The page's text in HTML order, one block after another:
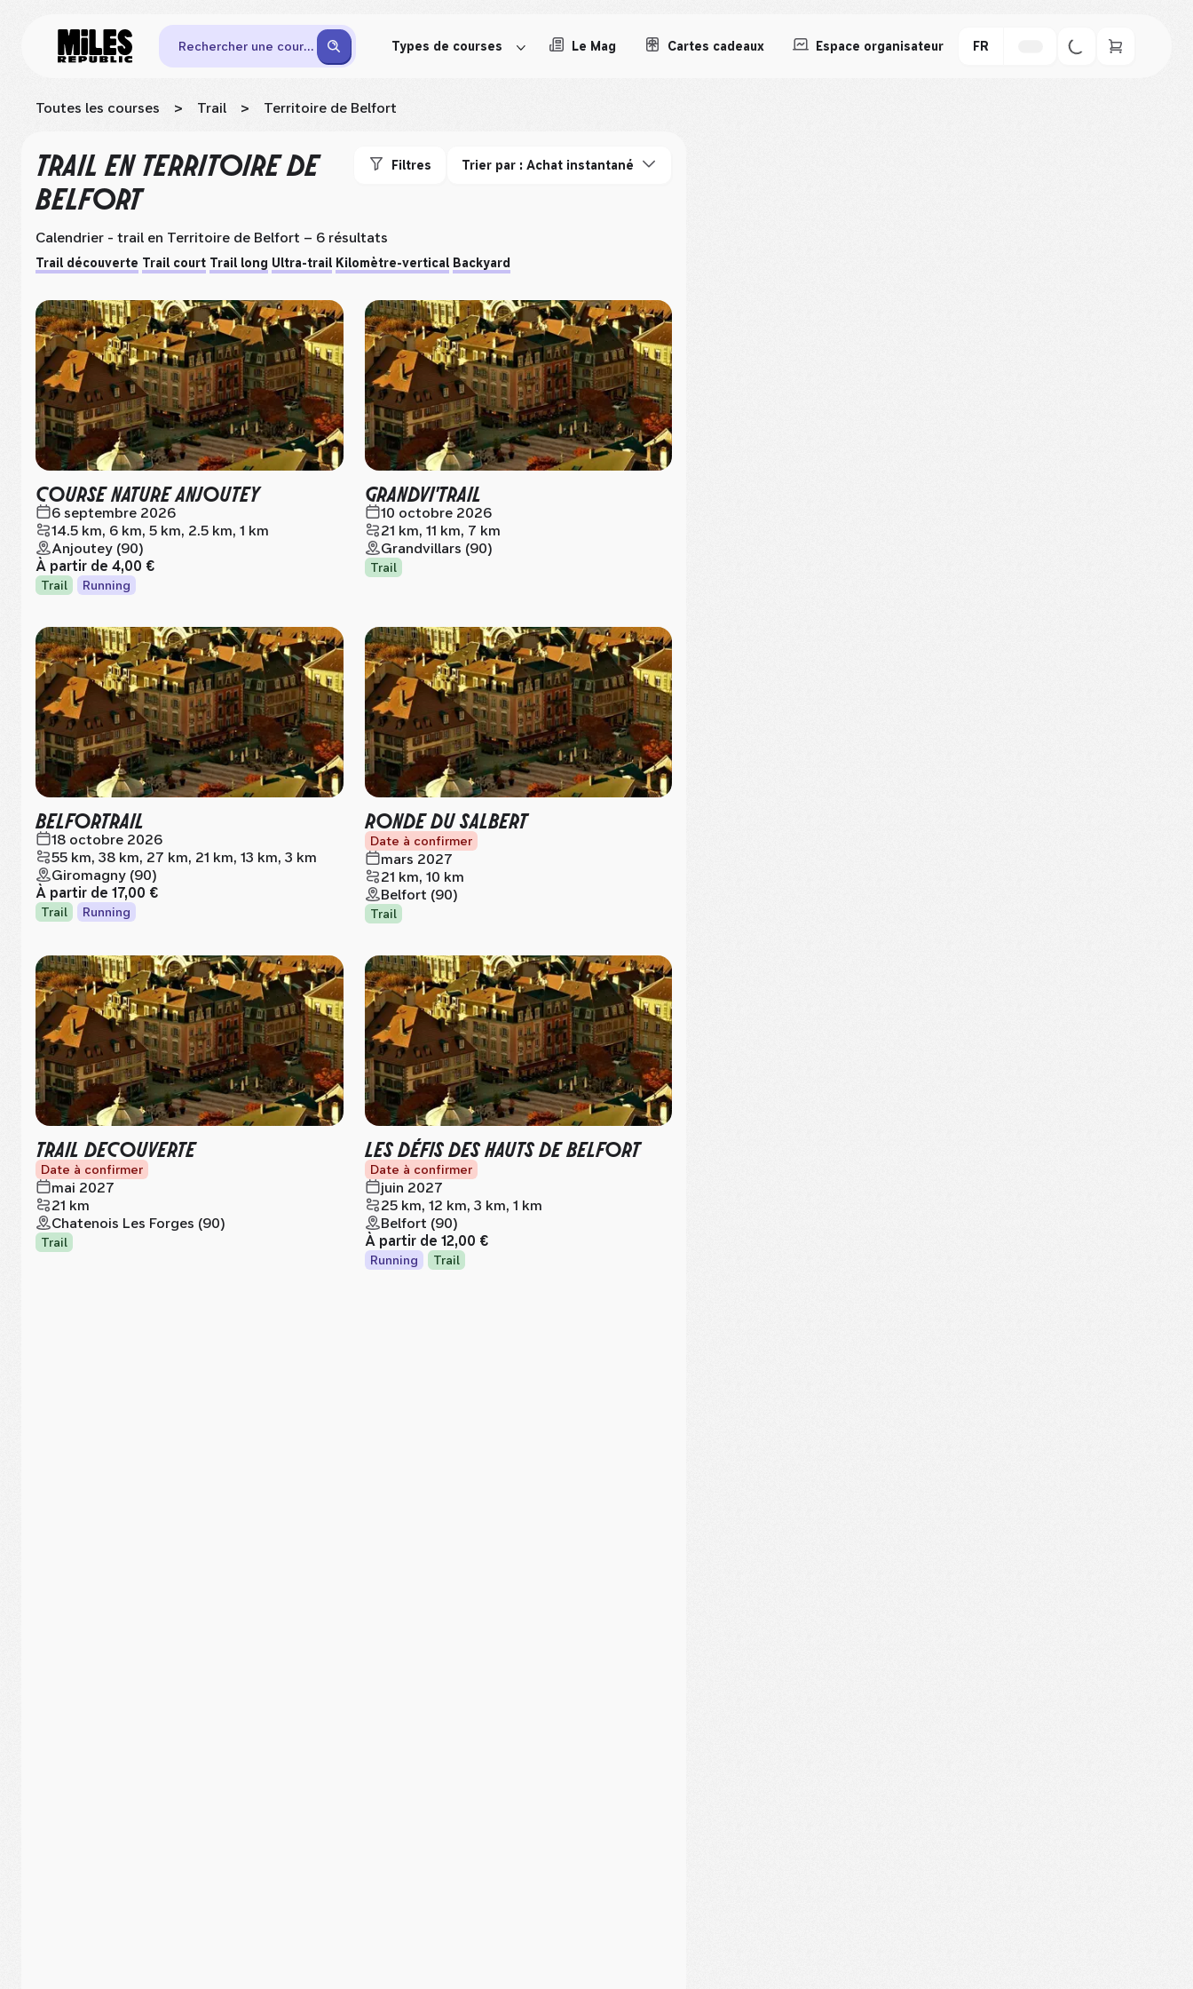
Rechercher une course Types de courses Le Mag Cartes cadeaux Espace organisateur FR
Toutes les courses > Trail > Territoire de Belfort
TRAIL EN TERRITOIRE DE
BELFORT
Filtres Trier par : Achat instantané
Calendrier - trail en Territoire de Belfort – 6 résultats
Trail découverte Trail court Trail long Ultra-trail Kilomètre-vertical Backyard
COURSE NATURE ANJOUTEY
6 septembre 2026
14.5 km, 6 km, 5 km, 2.5 km, 1 km
Anjoutey (90)
À partir de 4,00 €
Trail Running
GRANDVI'TRAIL
10 octobre 2026
21 km, 11 km, 7 km
Grandvillars (90)
Trail
BELFORTRAIL
18 octobre 2026
55 km, 38 km, 27 km, 21 km, 13 km, 3 km
Giromagny (90)
À partir de 17,00 €
Trail Running
RONDE DU SALBERT
Date à confirmer
mars 2027
21 km, 10 km
Belfort (90)
Trail
TRAIL DECOUVERTE
Date à confirmer
mai 2027
21 km
Chatenois Les Forges (90)
Trail
LES DÉFIS DES HAUTS DE BELFORT
Date à confirmer
juin 2027
25 km, 12 km, 3 km, 1 km
Belfort (90)
À partir de 12,00 €
Running Trail